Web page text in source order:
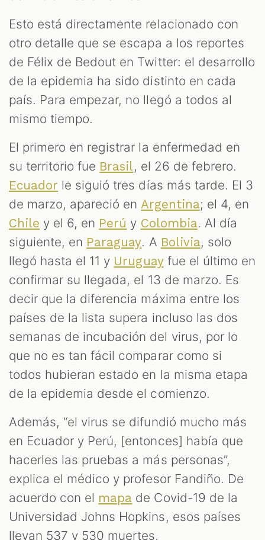
Esto está directamente relacionado con
otro detalle que se escapa a los reportes
de Félix de Bedout en Twitter: el desarrollo
de la epidemia ha sido distinto en cada
país. Para empezar, no llegó a todos al
mismo tiempo.
El primero en registrar la enfermedad en
su territorio fue Brasil, el 26 de febrero.
Ecuador le siguió tres días más tarde. El 3
de marzo, apareció en Argentina; el 4, en
Chile y el 6, en Perú y Colombia. Al día
siguiente, en Paraguay. A Bolivia, solo
llegó hasta el 11 y Uruguayfue el último en
confirmar su llegada, el 13 de marzo. Es
decir que la diferencia máxima entre los
países de la lista supera incluso las dos
semanas de incubación del virus, por lo
que no es tan fácil comparar como si
todos hubieran estado en la misma etapa
de la epidemia desde el comienzo.
Además, “el virus se difundió mucho más
en Ecuador y Perú, [entonces] había que
hacerles las pruebas a más personas”,
explica el médico y profesor Fandiño. De
acuerdo con el mapa de Covid-19 de la
Universidad Johns Hopkins, esos países
llevan 537 y 530 muertes,